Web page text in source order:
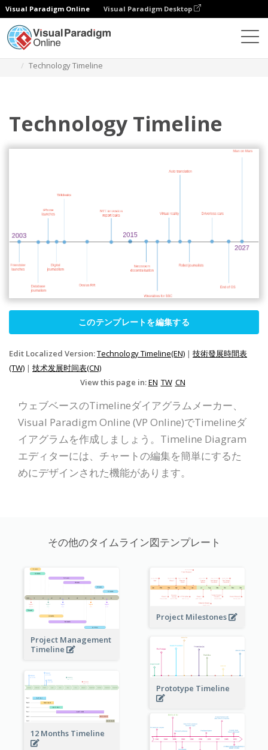
Visual Paradigm Online Visual Paradigm Desktop
Technology Timeline
Technology Timeline
このテンプレートを編集する
Edit Localized Version:Technology Timeline(EN) | 技術發展時間表
(TW) | 技术发展时间表(CN)
View this page in:EN TW CN
ウェブベースのTimelineダイアグラムメーカー、
Visual Paradigm Online (VP Online)でTimelineダ
イアグラムを作成しましょう。Timeline Diagram
エディターには、チャートの編集を簡単にするた
めにデザインされた機能があります。
その他のタイムライン図テンプレート
Project Management
Timeline
Project Milestones
Prototype Timeline
12 Months Timeline